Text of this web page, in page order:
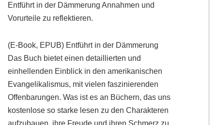
Entführt in der Dämmerung Annahmen und
Vorurteile zu reflektieren.
(E-Book, EPUB) Entführt in der Dämmerung
Das Buch bietet einen detaillierten und
einhellenden Einblick in den amerikanischen
Evangelikalismus, mit vielen faszinierenden
Offenbarungen. Was ist es an Büchern, das uns
kostenlose so starke lesen zu den Charakteren
aufzubauen, ihre Freude und ihren Schmerz zu